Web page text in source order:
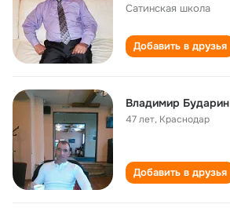
Сатинская школа
Добавить в друзья
Владимир Бударин
47 лет, Краснодар
Добавить в друзья